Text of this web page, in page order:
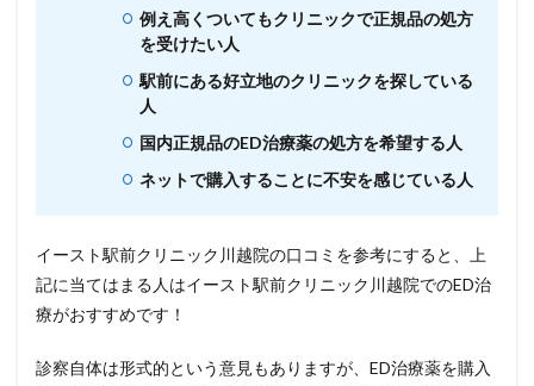
例え高くついてもクリニックで正規品の処方
を受けたい人
駅前にある好立地のクリニックを探している
人
国内正規品のED治療薬の処方を希望する人
ネットで購入することに不安を感じている人
イースト駅前クリニック川越院の口コミを参考にすると、上
記に当てはまる人はイースト駅前クリニック川越院でのED治
療がおすすめです！
診察自体は形式的という意見もありますが、ED治療薬を購入